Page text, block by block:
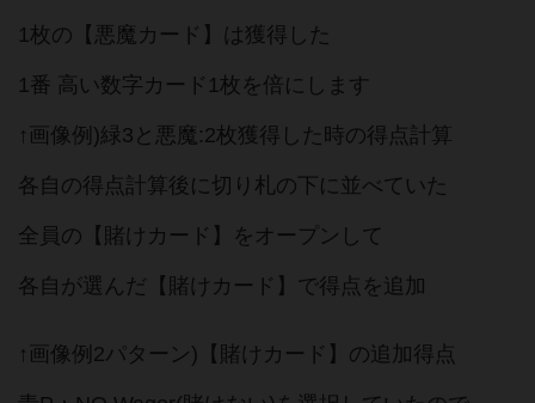
1枚の【悪魔カード】は獲得した
1番 高い数字カード1枚を倍にします
↑画像例)緑3と悪魔:2枚獲得した時の得点計算
各自の得点計算後に切り札の下に並べていた
全員の【賭けカード】をオープンして
各自が選んだ【賭けカード】で得点を追加
↑画像例2パターン)【賭けカード】の追加得点